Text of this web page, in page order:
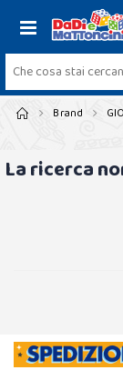
Brand
La ricerca